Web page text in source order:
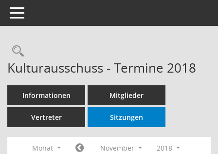
Toggle navigation
Rechercheauswahl
Kulturausschuss - Termine 2018
Informationen Mitglieder
Vertreter Sitzungen
Monat November
2018